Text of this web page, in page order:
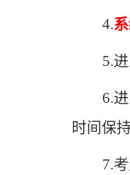
4.
5.
6.
时间保
7.